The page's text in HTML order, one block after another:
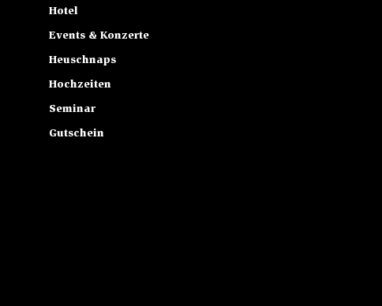
Hotel
Events & Konzerte
Heuschnaps
Hochzeiten
Seminar
Gutschein